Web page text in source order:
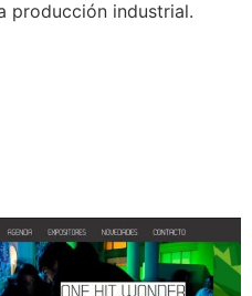
producción industrial.